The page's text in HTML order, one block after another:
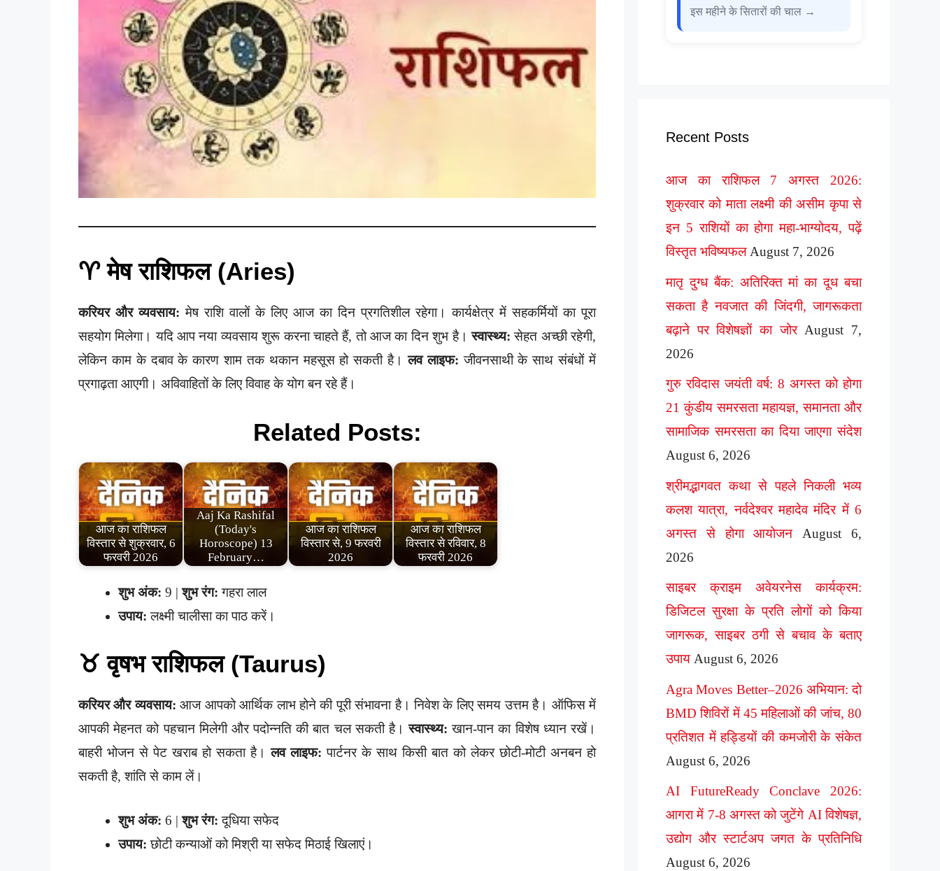
♈ मेष राशिफल (Aries)
करियर और व्यवसाय: मेष राशि वालों के लिए आज का दिन प्रगतिशील रहेगा। कार्यक्षेत्र में सहकर्मियों का पूरा
सहयोग मिलेगा। यदि आप नया व्यवसाय शुरू करना चाहते हैं, तो आज का दिन शुभ है।स्वास्थ्य: सेहत अच्छी रहेगी,
लेकिन काम के दबाव के कारण शाम तक थकान महसूस हो सकती है।लव लाइफ: जीवनसाथी के साथ संबंधों में
प्रगाढ़ता आएगी। अविवाहितों के लिए विवाह के योग बन रहे हैं।
Related Posts:
आज का राशिफल
विस्तार से शुक्रवार, 6
फरवरी 2026
Aaj Ka Rashifal
(Today's
Horoscope) 13
February…
आज का राशिफल
विस्तार से, 9 फरवरी
2026
आज का राशिफल
विस्तार से रविवार, 8
फरवरी 2026
शुभ अंक: 9 |शुभ रंग: गहरा लाल
उपाय: लक्ष्मी चालीसा का पाठ करें।
♉ वृषभ राशिफल (Taurus)
करियर और व्यवसाय: आज आपको आर्थिक लाभ होने की पूरी संभावना है। निवेश के लिए समय उत्तम है। ऑफिस में
आपकी मेहनत को पहचान मिलेगी और पदोन्नति की बात चल सकती है।स्वास्थ्य: खान-पान का विशेष ध्यान रखें।
बाहरी भोजन से पेट खराब हो सकता है।लव लाइफ: पार्टनर के साथ किसी बात को लेकर छोटी-मोटी अनबन हो
सकती है, शांति से काम लें।
शुभ अंक: 6 |शुभ रंग: दूधिया सफेद
उपाय: छोटी कन्याओं को मिश्री या सफेद मिठाई खिलाएं।
इस महीने के सितारों की चाल →
Recent Posts
आज का राशिफल 7 अगस्त 2026:
शुक्रवार को माता लक्ष्मी की असीम कृपा से
इन 5 राशियों का होगा महा-भाग्योदय, पढ़ें
विस्तृत भविष्यफल August 7, 2026
मातृ दुग्ध बैंक: अतिरिक्त मां का दूध बचा
सकता है नवजात की जिंदगी, जागरूकता
बढ़ाने पर विशेषज्ञों का जोर August 7,
2026
गुरु रविदास जयंती वर्ष: 8 अगस्त को होगा
21 कुंडीय समरसता महायज्ञ, समानता और
सामाजिक समरसता का दिया जाएगा संदेश
August 6, 2026
श्रीमद्भागवत कथा से पहले निकली भव्य
कलश यात्रा, नर्वदेश्वर महादेव मंदिर में 6
अगस्त से होगा आयोजन
August 6,
2026
साइबर क्राइम अवेयरनेस कार्यक्रम:
डिजिटल सुरक्षा के प्रति लोगों को किया
जागरूक, साइबर ठगी से बचाव के बताए
उपाय August 6, 2026
Agra Moves Better–2026 अभियान: दो
BMD शिविरों में 45 महिलाओं की जांच, 80
प्रतिशत में हड्डियों की कमजोरी के संकेत
August 6, 2026
AI FutureReady Conclave 2026:
आगरा में 7-8 अगस्त को जुटेंगे AI विशेषज्ञ,
उद्योग और स्टार्टअप जगत के प्रतिनिधि
August 6, 2026